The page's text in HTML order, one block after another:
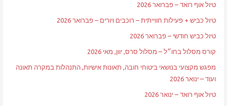
טיול אוף רואד – פברואר 2026
טיול כביש + פעילות חווייתית – רוכבים ויורים – פברואר 2026
טיול כביש חודשי – פברואר 2026
קורס מסלול בחו״ל – מסלול סרס, יוון, מאי 2026
מפגש מקצועי בנושאי ביטוחי חובה, תאונות אישיות, התנהלות במקרה תאונה
ועוד – ינואר 2026
טיול אוף רואד – ינואר 2026